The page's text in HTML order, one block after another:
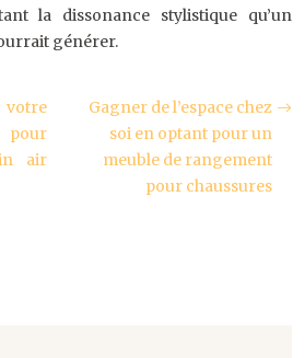
la dissonance stylistique qu’un
générer.
votre
pour
air
Gagner de l’espace chez
soi en optant pour un
meuble de rangement
pour chaussures